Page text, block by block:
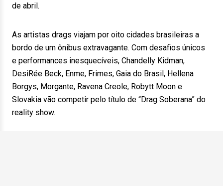
de abril.
As artistas drags viajam por oito cidades brasileiras a
bordo de um ônibus extravagante. Com desafios únicos
e performances inesquecíveis, Chandelly Kidman,
DesiRée Beck, Enme, Frimes, Gaia do Brasil, Hellena
Borgys, Morgante, Ravena Creole, Robytt Moon e
Slovakia vão competir pelo título de “Drag Soberana” do
reality show.